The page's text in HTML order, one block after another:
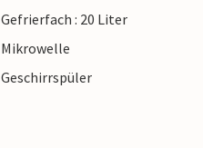
Gefrierfach : 20 Liter
Mikrowelle
Geschirrspüler